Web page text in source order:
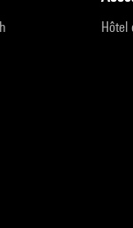
Hôtel